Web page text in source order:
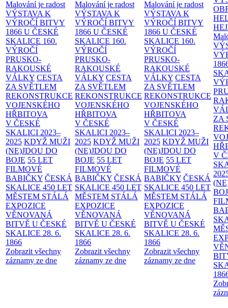
Malování je radost
VÝSTAVA K
VÝROČÍ BITVY
1866 U ČESKÉ
SKALICE 160.
VÝROČÍ
PRUSKO-
RAKOUSKÉ
VÁLKY CESTA
ZA SVĚTLEM
REKONSTRUKCE
VOJENSKÉHO
HŘBITOVA
V ČESKÉ
SKALICI 2023–
2025 KDYŽ MUŽI
(NE)JDOU DO
BOJE 55 LET
FILMOVÉ
BABIČKY ČESKÁ
SKALICE 450 LET
MĚSTEM STÁLÁ
EXPOZICE
VĚNOVANÁ
BITVĚ U ČESKÉ
SKALICE 28. 6.
1866
Zobrazit všechny
záznamy ze dne
Malování je radost
VÝSTAVA K
VÝROČÍ BITVY
1866 U ČESKÉ
SKALICE 160.
VÝROČÍ
PRUSKO-
RAKOUSKÉ
VÁLKY CESTA
ZA SVĚTLEM
REKONSTRUKCE
VOJENSKÉHO
HŘBITOVA
V ČESKÉ
SKALICI 2023–
2025 KDYŽ MUŽI
(NE)JDOU DO
BOJE 55 LET
FILMOVÉ
BABIČKY ČESKÁ
SKALICE 450 LET
MĚSTEM STÁLÁ
EXPOZICE
VĚNOVANÁ
BITVĚ U ČESKÉ
SKALICE 28. 6.
1866
Zobrazit všechny
záznamy ze dne
Malování je radost
VÝSTAVA K
VÝROČÍ BITVY
1866 U ČESKÉ
SKALICE 160.
VÝROČÍ
PRUSKO-
RAKOUSKÉ
VÁLKY CESTA
ZA SVĚTLEM
REKONSTRUKCE
VOJENSKÉHO
HŘBITOVA
V ČESKÉ
SKALICI 2023–
2025 KDYŽ MUŽI
(NE)JDOU DO
BOJE 55 LET
FILMOVÉ
BABIČKY ČESKÁ
SKALICE 450 LET
MĚSTEM STÁLÁ
EXPOZICE
VĚNOVANÁ
BITVĚ U ČESKÉ
SKALICE 28. 6.
1866
Zobrazit všechny
záznamy ze dne
ZA
V